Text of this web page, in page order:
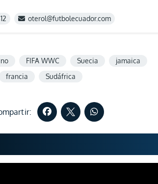
oterol@futbolecuador.com
FIFA WWC Suecia
jamaica
francia Sudáfrica